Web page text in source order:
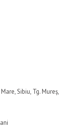
Sibiu, Tg. Mureș,